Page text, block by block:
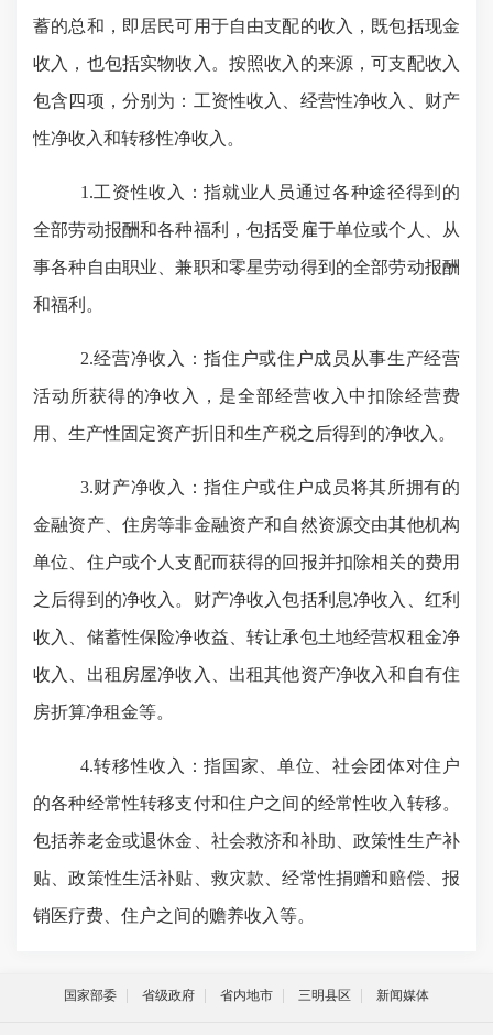
蓄的总和，即居民可用于自由支配的收入，既包括现金
收入，也包括实物收入。按照收入的来源，可支配收入
包含四项，分别为：工资性收入、经营性净收入、财产
性净收入和转移性净收入。
1.工资性收入：指就业人员通过各种途径得到的
全部劳动报酬和各种福利，包括受雇于单位或个人、从
事各种自由职业、兼职和零星劳动得到的全部劳动报酬
和福利。
2.经营净收入：指住户或住户成员从事生产经营
活动所获得的净收入，是全部经营收入中扣除经营费
用、生产性固定资产折旧和生产税之后得到的净收入。
3.财产净收入：指住户或住户成员将其所拥有的
金融资产、住房等非金融资产和自然资源交由其他机构
单位、住户或个人支配而获得的回报并扣除相关的费用
之后得到的净收入。财产净收入包括利息净收入、红利
收入、储蓄性保险净收益、转让承包土地经营权租金净
收入、出租房屋净收入、出租其他资产净收入和自有住
房折算净租金等。
4.转移性收入：指国家、单位、社会团体对住户
的各种经常性转移支付和住户之间的经常性收入转移。
包括养老金或退休金、社会救济和补助、政策性生产补
贴、政策性生活补贴、救灾款、经常性捐赠和赔偿、报
销医疗费、住户之间的赡养收入等。
国家部委 省级政府 省内地市 三明县区 新闻媒体